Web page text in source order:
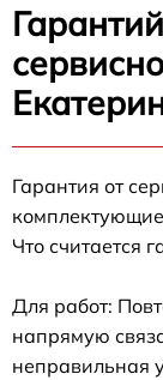
Гарантия от
Что считается
Для работ:
напрямую
неправильная